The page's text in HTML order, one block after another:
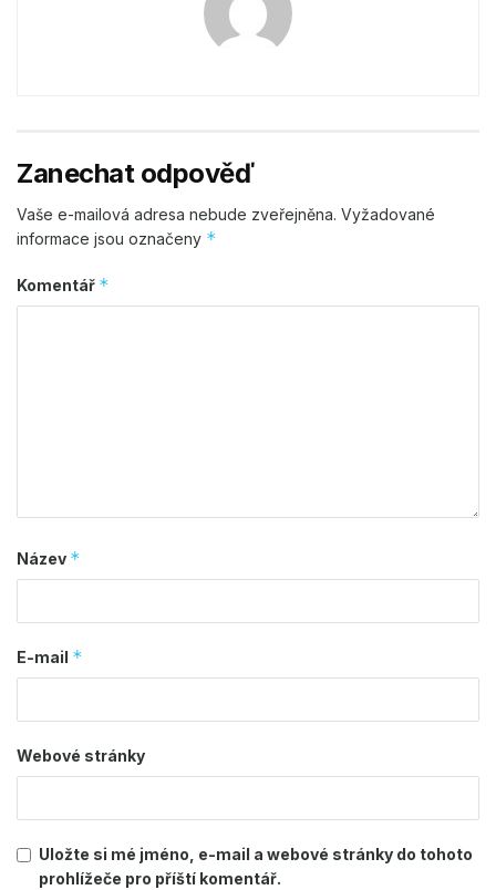
Zanechat odpověď
Vaše e-mailová adresa nebude zveřejněna. Vyžadované
informace jsou označeny *
Komentář *
Název *
E-mail *
Webové stránky
Uložte si mé jméno, e-mail a webové stránky do tohoto
prohlížeče pro příští komentář.